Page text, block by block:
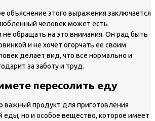
этого выражения заключается
человек может есть
обращать на это внимания. Он рад быть
и не хочет огорчать ее своим
делает вид, что все нормально и
за заботу и труд.
пересолить еду
важный продукт для приготовления
еды, но и особое вещество, которое имеет